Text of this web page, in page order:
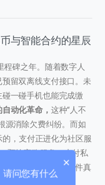
与智能合约的星辰
程碑之年。随着数字人
留双离线支付接口。未
一碰手机也能完成缴
动化革命， 这种“人不
源消除欠费纠纷。而如
，支付正进化为社区服
预约家政服务、支付私
口，使物业管理软件真
0 / 20
×
问您有什么